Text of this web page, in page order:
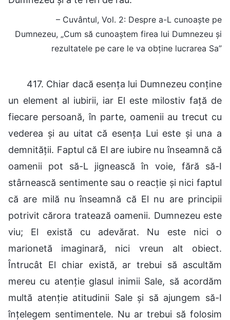
– Cuvântul, Vol. 2: Despre a-L cunoaște pe
Dumnezeu, „Cum să cunoaștem firea lui Dumnezeu și
rezultatele pe care le va obține lucrarea Sa”
417. Chiar dacă esența lui Dumnezeu conține
un element al iubirii, iar El este milostiv față de
fiecare persoană, în parte, oamenii au trecut cu
vederea și au uitat că esența Lui este și una a
demnității. Faptul că El are iubire nu înseamnă că
oamenii pot să-L jignească în voie, fără să-I
stârnească sentimente sau o reacție și nici faptul
că are milă nu înseamnă că El nu are principii
potrivit cărora tratează oamenii. Dumnezeu este
viu; El există cu adevărat. Nu este nici o
marionetă imaginară, nici vreun alt obiect.
Întrucât El chiar există, ar trebui să ascultăm
mereu cu atenție glasul inimii Sale, să acordăm
multă atenție atitudinii Sale și să ajungem să-I
înțelegem sentimentele. Nu ar trebui să folosim